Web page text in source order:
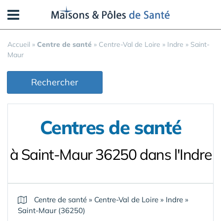
Accueil » Centre de santé » Centre-Val de Loire » Indre » Saint-
Maur
Rechercher
Centres de santé
à Saint-Maur 36250 dans l'Indre
Centre de santé » Centre-Val de Loire » Indre »
Saint-Maur (36250)
Panneau de gestion des cookies